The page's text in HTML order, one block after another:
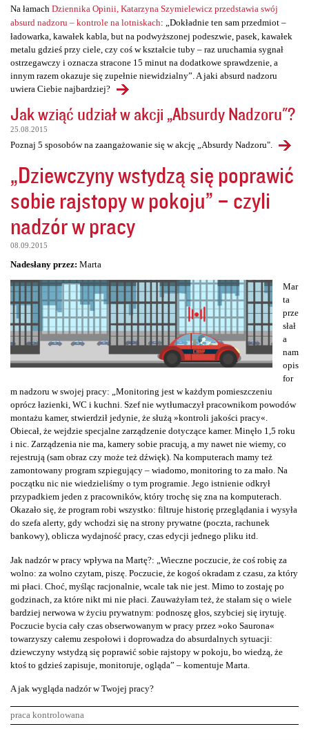
Na łamach Dziennika Opinii, Katarzyna Szymielewicz przedstawia swój
absurd nadzoru – kontrole na lotniskach: „Dokładnie ten sam przedmiot –
ładowarka, kawałek kabla, but na podwyższonej podeszwie, pasek, kawałek
metalu gdzieś przy ciele, czy coś w kształcie tuby – raz uruchamia sygnał
ostrzegawczy i oznacza stracone 15 minut na dodatkowe sprawdzenie, a
innym razem okazuje się zupełnie niewidzialny”. A jaki absurd nadzoru
uwiera Ciebie najbardziej?
Jak wziąć udział w akcji „Absurdy Nadzoru"?
25.08.2015
Poznaj 5 sposobów na zaangażowanie się w akcję „Absurdy Nadzoru".
„Dziewczyny wstydzą się poprawić
sobie rajstopy w pokoju” – czyli
nadzór w pracy
08.09.2015
Nadesłany przez: Marta
Mar
ta
prze
słał
a
nam
opis
for
m nadzoru w swojej pracy: „Monitoring jest w każdym pomieszczeniu
oprócz łazienki, WC i kuchni. Szef nie wytłumaczył pracownikom powodów
montażu kamer, stwierdził jedynie, że służą »kontroli jakości pracy«.
Obiecał, że wejdzie specjalne zarządzenie dotyczące kamer. Minęło 1,5 roku
i nic. Zarządzenia nie ma, kamery sobie pracują, a my nawet nie wiemy, co
rejestrują (sam obraz czy może też dźwięk). Na komputerach mamy też
zamontowany program szpiegujący – wiadomo, monitoring to za mało. Na
początku nic nie wiedzieliśmy o tym programie. Jego istnienie odkrył
przypadkiem jeden z pracowników, który trochę się zna na komputerach.
Okazało się, że program robi wszystko: filtruje historię przeglądania i wysyła
do szefa alerty, gdy wchodzi się na strony prywatne (poczta, rachunek
bankowy), oblicza wydajność pracy, czas edycji jednego pliku itd.
Jak nadzór w pracy wpływa na Martę?: „Wieczne poczucie, że coś robię za
wolno: za wolno czytam, piszę. Poczucie, że kogoś okradam z czasu, za który
mi płaci. Choć, myśląc racjonalnie, wcale tak nie jest. Mimo to zostaję po
godzinach, za które nikt mi nie płaci. Zauważyłam też, że stałam się o wiele
bardziej nerwowa w życiu prywatnym: podnoszę głos, szybciej się irytuję.
Poczucie bycia cały czas obserwowanym w pracy przez »oko Saurona«
towarzyszy całemu zespołowi i doprowadza do absurdalnych sytuacji:
dziewczyny wstydzą się poprawić sobie rajstopy w pokoju, bo wiedzą, że
ktoś to gdzieś zapisuje, monitoruje, ogląda” – komentuje Marta.
A jak wygląda nadzór w Twojej pracy?
praca kontrolowana